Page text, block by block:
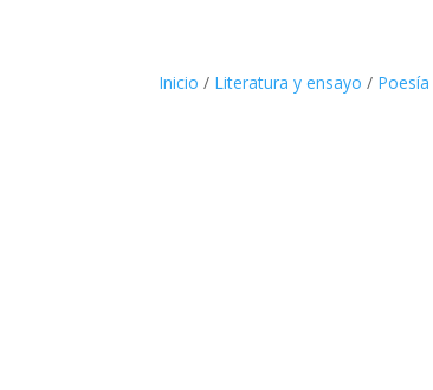
Inicio / Literatura y ensayo / Poesía